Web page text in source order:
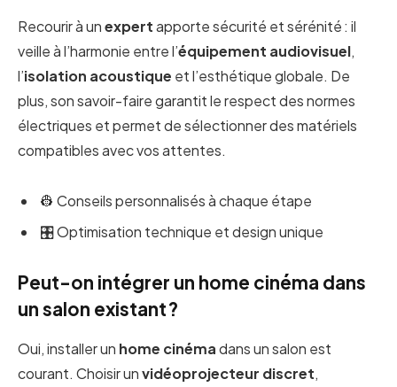
Recourir à unexpertapporte sécurité et sérénité : il
veille à l’harmonie entre l’équipement audiovisuel,
l’isolation acoustique et l’esthétique globale. De
plus, son savoir-faire garantit le respect des normes
électriques et permet de sélectionner des matériels
compatibles avec vos attentes.
👷 Conseils personnalisés à chaque étape
🎛️ Optimisation technique et design unique
Peut-on intégrer un home cinéma dans
un salon existant ?
Oui, installer un home cinémadans un salon est
courant. Choisir unvidéoprojecteur discret,